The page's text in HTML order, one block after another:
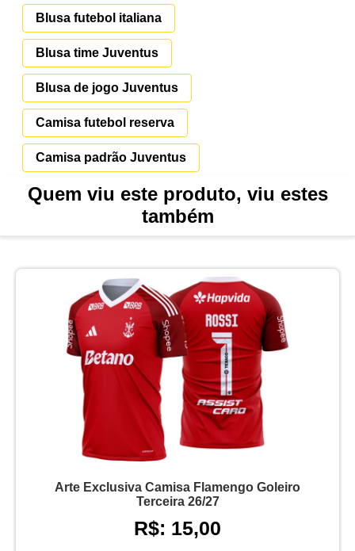
Blusa futebol italiana
Blusa time Juventus
Blusa de jogo Juventus
Camisa futebol reserva
Camisa padrão Juventus
Quem viu este produto, viu estes
também
Arte Exclusiva Camisa Flamengo Goleiro
Terceira 26/27
R$: 15,00